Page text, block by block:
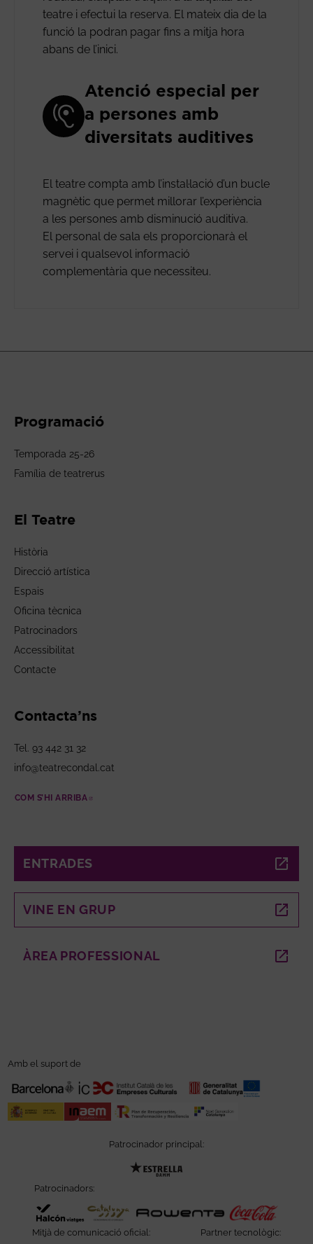
teatre i efectui la reserva. El mateix dia de la
funció la podran pagar fins a mitja hora
abans de l’inici.
Atenció especial per
a persones amb
diversitats auditives
El teatre compta amb l’instal·lació d’un bucle
magnètic que permet millorar l’experiència
a les persones amb disminució auditiva.
El personal de sala els proporcionarà el
servei i qualsevol informació
complementària que necessiteu.
Programació
Temporada 25-26
Família de teatrerus
El Teatre
Història
Direcció artística
Espais
Oficina tècnica
Patrocinadors
Accessibilitat
Contacte
Contacta’ns
Tel. 93 442 31 32
info@teatrecondal.cat
COM S’HI ARRIBA
ENTRADES
VINE EN GRUP
ÀREA PROFESSIONAL ABRE EN NUEVA VENTANA
Amb el suport de
Patrocinador principal:
Patrocinadors:
Abre en nueva ventana
Abre en nueva ventana
Mitjà de comunicació oficial: Partner tecnològic: